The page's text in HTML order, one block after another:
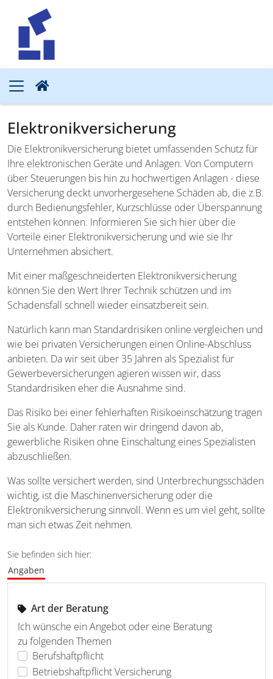
Elektronikversicherung
Die Elektronikversicherung bietet umfassenden Schutz für
Ihre elektronischen Geräte und Anlagen. Von Computern
über Steuerungen bis hin zu hochwertigen Anlagen - diese
Versicherung deckt unvorhergesehene Schäden ab, die z.B.
durch Bedienungsfehler, Kurzschlüsse oder Überspannung
entstehen können. Informieren Sie sich hier über die
Vorteile einer Elektronikversicherung und wie sie Ihr
Unternehmen absichert.
Mit einer maßgeschneiderten Elektronikversicherung
können Sie den Wert Ihrer Technik schützen und im
Schadensfall schnell wieder einsatzbereit sein.
Natürlich kann man Standardrisiken online vergleichen und
wie bei privaten Versicherungen einen Online-Abschluss
anbieten. Da wir seit über 35 Jahren als Spezialist für
Gewerbeversicherungen agieren wissen wir, dass
Standardrisiken eher die Ausnahme sind.
Das Risiko bei einer fehlerhaften Risikoeinschätzung tragen
Sie als Kunde. Daher raten wir dringend davon ab,
gewerbliche Risiken ohne Einschaltung eines Spezialisten
abzuschließen.
Was sollte versichert werden, sind Unterbrechungsschäden
wichtig, ist die Maschinenversicherung oder die
Elektronikversicherung sinnvoll. Wenn es um viel geht, sollte
man sich etwas Zeit nehmen.
Sie befinden sich hier:
Angaben
Art der Beratung
Ich wünsche ein Angebot oder eine Beratung
zu folgenden Themen
Berufshaftpflicht
Betriebshaftpflicht Versicherung